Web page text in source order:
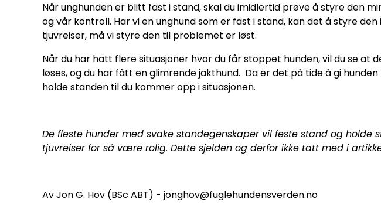
Når unghunden er blitt fast i stand, skal du imidlertid prøve å styre den
og vår kontroll. Har vi en unghund som er fast i stand, kan det å styre
tjuvreiser, må vi styre den til problemet er løst.
Når du har hatt flere situasjoner hvor du får stoppet hunden, vil du se
løses, og du har fått en glimrende jakthund. Da er det på tide å gi
holde standen til du kommer opp i situasjonen.
De fleste hunder med svake standegenskaper vil feste stand og
tjuvreiser for så være rolig. Dette sjelden og derfor ikke tatt med i
Av Jon G. Hov (BSc ABT) - jonghov@fuglehundensverden.no